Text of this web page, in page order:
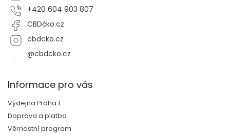
+420 604 903 807
CBDčko.cz
cbdcko.cz
@cbdcko.cz
Informace pro vás
Výdejna Praha 1
Doprava a platba
Věrnostní program